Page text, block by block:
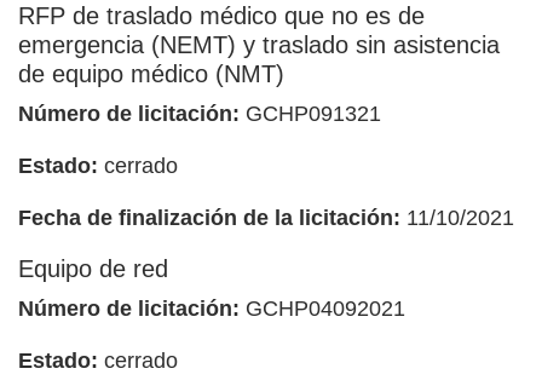
RFP de traslado médico que no es de
emergencia (NEMT) y traslado sin asistencia
de equipo médico (NMT)
Número de licitación: GCHP091321
Estado: cerrado
Fecha de finalización de la licitación: 11/10/2021
Equipo de red
Número de licitación: GCHP04092021
Estado: cerrado